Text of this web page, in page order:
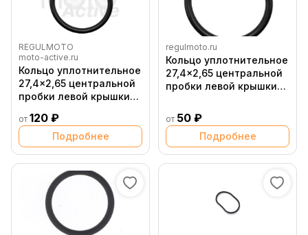
REGULMOTO
moto-active.ru
Кольцо уплотнительное
27,4x2,65 центральной
пробки левой крышки
169FMM
от 120 ₽
Подробнее
regulmoto.ru
Кольцо уплотнительное
27,4x2,65 центральной
пробки левой крышки
169FMM
от 50 ₽
Подробнее